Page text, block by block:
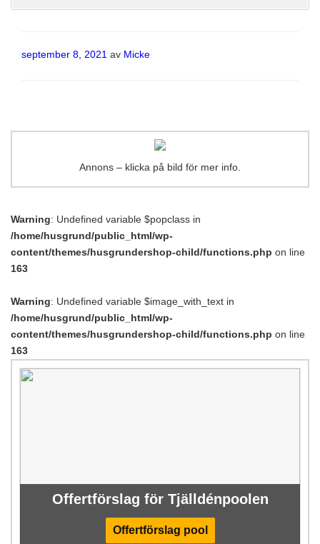
Publicerat
september 8, 2021 av Micke
Annons – klicka på bild för mer info.
Warning: Undefined variable $popclass in
/home/husgrund/public_html/wp-
content/themes/husgrundershop-child/functions.php on line
163
Warning: Undefined variable $image_with_text in
/home/husgrund/public_html/wp-
content/themes/husgrundershop-child/functions.php on line
163
Offertförslag för Tjälldénpoolen
Offertförslag pool